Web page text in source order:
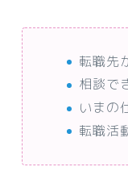
転職先
相談で
いまの
転職活